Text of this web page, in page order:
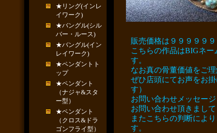
★リング(インレ
イワーク)
★バングル(シル
バー・ルース)
★バングル(イン
レイワーク)
★ペンダントト
ップ
★ペンダント
（ナジャ&スタ
ー型）
★ペンダント
（クロス&ドラ
ゴンフライ型）
販売価格は９９９９９
こちらの作品はBIGネ
す。
なお真の骨董価値をご
ぜひ店頭にてお声をお
す）
お問い合わせメッセー
お問い合わせ頂きまし
またこちらの判断によ
す。